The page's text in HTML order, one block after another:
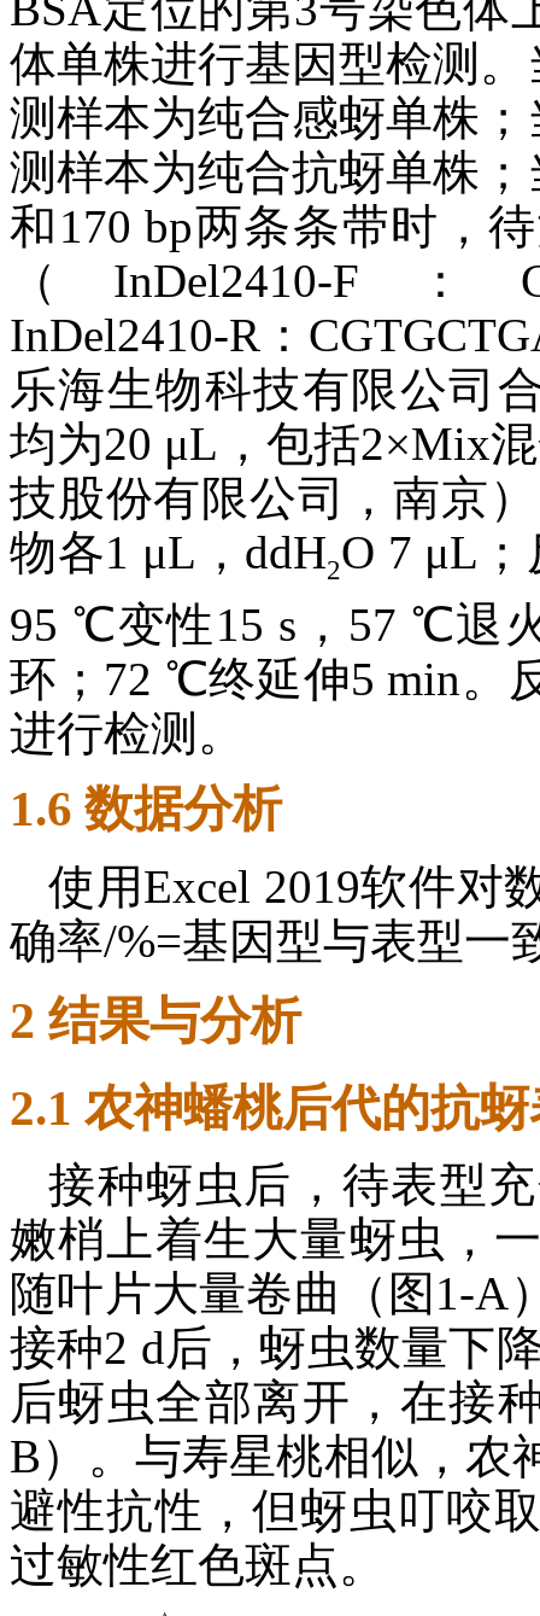
体单株进行基因型检测。
测样本为纯合感蚜单株；
测样本为纯合抗蚜单株；
和170 bp两条条带时，
（InDel2410-F：
InDel2410-R：
乐海生物科技有限公司
均为20 μL，包括2×Mix
技股份有限公司，南京
物各1 μL，ddH2O 7 μL
95 ℃变性15 s，57 ℃退
环；72 ℃终延伸5 min。
进行检测。
1.6 数据分析
使用Excel 2019软件对
确率/%=基因型与表型一
2 结果与分析
2.1 农神蟠桃后代的抗
接种蚜虫后，待表型
嫩梢上着生大量蚜虫，
随叶片大量卷曲（图1-A
接种2 d后，蚜虫数量下
后蚜虫全部离开，在接
B）。与寿星桃相似，农
避性抗性，但蚜虫叮咬
过敏性红色斑点。